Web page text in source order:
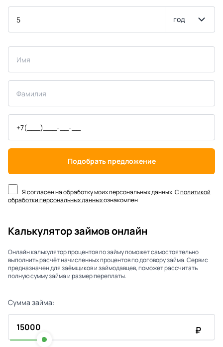
год
Подобрать предложение
Я согласен на обработку моих персональных данных. Сполитикой
обработки персональных данныхознакомлен
Калькулятор займов онлайн
Онлайн калькулятор процентов по займу поможет самостоятельно
выполнить расчёт начисленных процентов по договору займа. Сервис
предназначен для заёмщиков и займодавцев, поможет рассчитать
полную сумму займа и размер переплаты.
Сумма займа:
₽